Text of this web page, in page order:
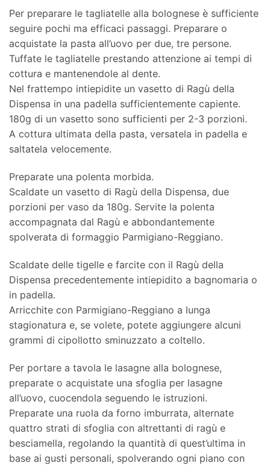
Per preparare le tagliatelle alla bolognese è sufficiente
seguire pochi ma efficaci passaggi. Preparare o
acquistate la pasta all’uovo per due, tre persone.
Tuffate le tagliatelle prestando attenzione ai tempi di
cottura e mantenendole al dente.
Nel frattempo intiepidite un vasetto di Ragù della
Dispensa in una padella sufficientemente capiente.
180g di un vasetto sono sufficienti per 2-3 porzioni.
A cottura ultimata della pasta, versatela in padella e
saltatela velocemente.
Preparate una polenta morbida.
Scaldate un vasetto di Ragù della Dispensa, due
porzioni per vaso da 180g. Servite la polenta
accompagnata dal Ragù e abbondantemente
spolverata di formaggio Parmigiano-Reggiano.
Scaldate delle tigelle e farcite con il Ragù della
Dispensa precedentemente intiepidito a bagnomaria o
in padella.
Arricchite con Parmigiano-Reggiano a lunga
stagionatura e, se volete, potete aggiungere alcuni
grammi di cipollotto sminuzzato a coltello.
Per portare a tavola le lasagne alla bolognese,
preparate o acquistate una sfoglia per lasagne
all’uovo, cuocendola seguendo le istruzioni.
Preparate una ruola da forno imburrata, alternate
quattro strati di sfoglia con altrettanti di ragù e
besciamella, regolando la quantità di quest’ultima in
base ai gusti personali, spolverando ogni piano con